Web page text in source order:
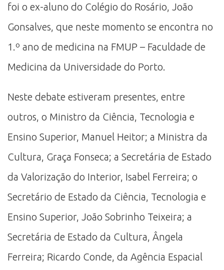
foi o ex-aluno do Colégio do Rosário, João
Gonsalves, que neste momento se encontra no
1.º ano de medicina na FMUP – Faculdade de
Medicina da Universidade do Porto.
Neste debate estiveram presentes, entre
outros, o Ministro da Ciência, Tecnologia e
Ensino Superior, Manuel Heitor; a Ministra da
Cultura, Graça Fonseca; a Secretária de Estado
da Valorização do Interior, Isabel Ferreira; o
Secretário de Estado da Ciência, Tecnologia e
Ensino Superior, João Sobrinho Teixeira; a
Secretária de Estado da Cultura, Ângela
Ferreira; Ricardo Conde, da Agência Espacial